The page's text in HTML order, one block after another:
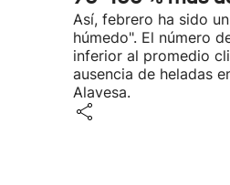
Así, febrero ha sido
húmedo". El número
inferior al promedio
ausencia de heladas
Alavesa.